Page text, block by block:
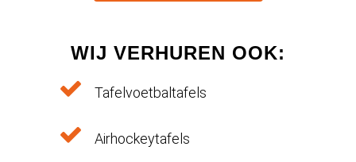
WIJ VERHUREN OOK:
Tafelvoetbaltafels
Airhockeytafels